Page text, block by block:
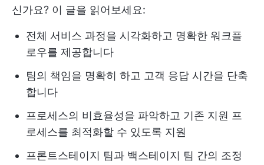
신가요? 이 글을 읽어보세요:
전체 서비스 과정을 시각화하고 명확한 워크플
로우를 제공합니다
팀의 책임을 명확히 하고 고객 응답 시간을 단축
합니다
프로세스의 비효율성을 파악하고 기존 지원 프
로세스를 최적화할 수 있도록 지원
프론트스테이지 팀과 백스테이지 팀 간의 조정